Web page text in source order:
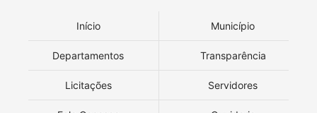
Início Município
Departamentos Transparência
Licitações Servidores